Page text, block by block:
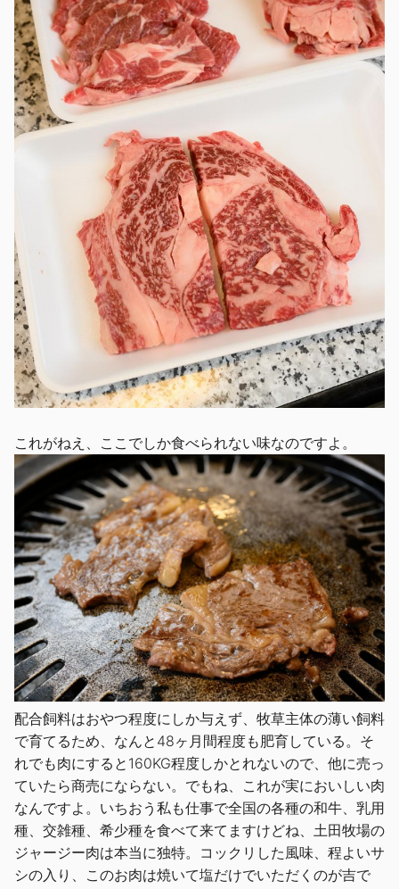
これがねえ、ここでしか食べられない味なのですよ。
配合飼料はおやつ程度にしか与えず、牧草主体の薄い飼料
で育てるため、なんと48ヶ月間程度も肥育している。そ
れでも肉にすると160KG程度しかとれないので、他に売っ
ていたら商売にならない。でもね、これが実においしい肉
なんですよ。いちおう私も仕事で全国の各種の和牛、乳用
種、交雑種、希少種を食べて来てますけどね、土田牧場の
ジャージー肉は本当に独特。コックリした風味、程よいサ
シの入り、このお肉は焼いて塩だけでいただくのが吉で